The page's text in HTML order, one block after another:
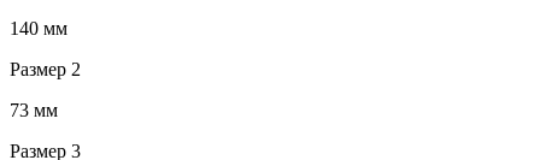
140 мм
Размер 2
73 мм
Размер 3